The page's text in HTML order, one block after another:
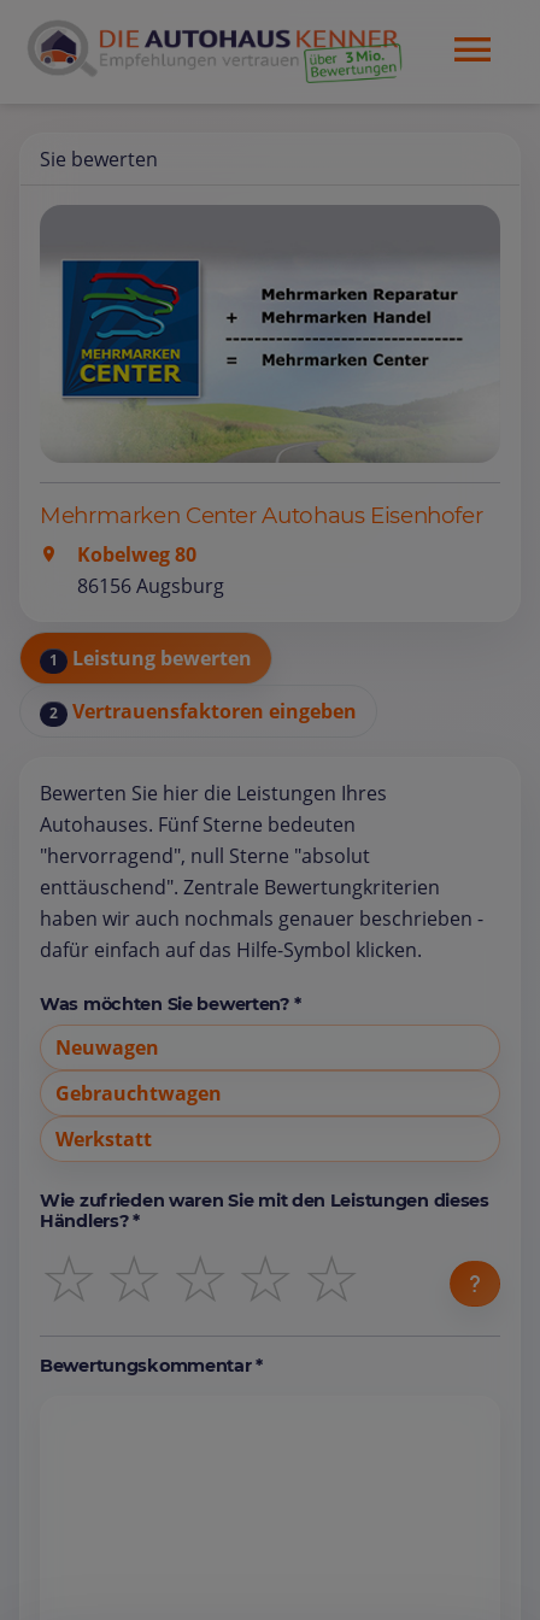
Sie bewerten
Mehrmarken Center Autohaus Eisenhofer
Kobelweg 80
86156 Augsburg
1 Leistung bewerten
2 Vertrauensfaktoren eingeben
Bewerten Sie hier die Leistungen Ihres
Autohauses. Fünf Sterne bedeuten
"hervorragend", null Sterne "absolut
enttäuschend". Zentrale Bewertungkriterien
haben wir auch nochmals genauer beschrieben -
dafür einfach auf das Hilfe-Symbol klicken.
Was möchten Sie bewerten? *
Neuwagen
Gebrauchtwagen
Werkstatt
Wie zufrieden waren Sie mit den Leistungen dieses
Händlers? *
☆
☆
☆
☆
☆
Bewertungskommentar *